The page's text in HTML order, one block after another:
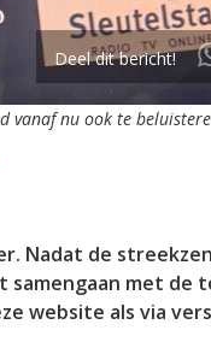
Deel dit bericht!
vanaf nu ook te
Nadat de
met de
website als via